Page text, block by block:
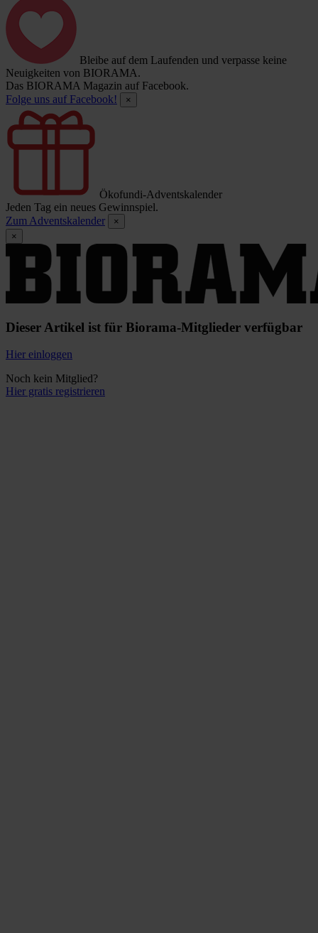
Bleibe auf dem Laufenden und verpasse keine
Neuigkeiten von BIORAMA.
Das BIORAMA Magazin auf Facebook.
Folge uns auf Facebook!
×
Ökofundi-Adventskalender
Jeden Tag ein neues Gewinnspiel.
Zum Adventskalender
×
×
Dieser Artikel ist für Biorama-Mitglieder verfügbar
Hier einloggen
Noch kein Mitglied?
Hier gratis registrieren